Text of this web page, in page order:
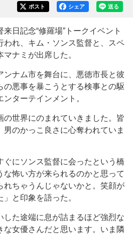
送る
シェア
ポスト
日記念“修羅場”トークイベント
われ、キム・ソンス監督と、スペ
ナミが出席した。
ナム市を舞台に、悪徳市長と彼
の悪事を暴こうとする検事との駆
ターテインメント。
世界にのまれていきました。皆
男のかっこ良さに心奪われていま
にソンス監督に会ったという橋
な怖い方が来られるのかと思って
れちゃうんじゃないかと。笑顔が
と印象を語った。
た途端に息が詰まるほど強烈な
な女優さんだと思います。いま隣